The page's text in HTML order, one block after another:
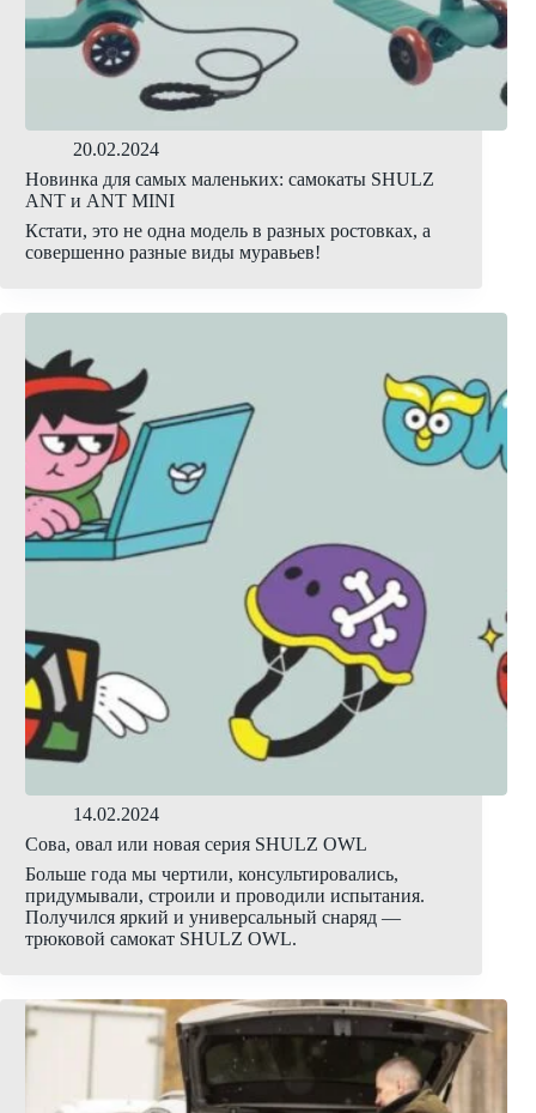
20.02.2024
Новинка для самых маленьких: самокаты SHULZ
ANT и ANT MINI
Кстати, это не одна модель в разных ростовках, а
совершенно разные виды муравьев!
14.02.2024
Сова, овал или новая серия SHULZ OWL
Больше года мы чертили, консультировались,
придумывали, строили и проводили испытания.
Получился яркий и универсальный снаряд —
трюковой самокат SHULZ OWL.